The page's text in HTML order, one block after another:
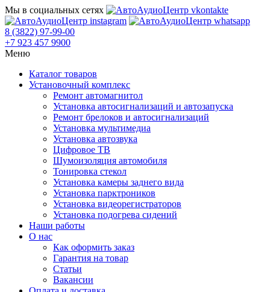
Мы в социальных сетях
8 (3822) 97-99-00
+7 923 457 9900
Меню
Каталог товаров
Установочный комплекс
Ремонт автомагнитол
Установка автосигнализаций и автозапуска
Ремонт брелоков и автосигнализаций
Установка мультимедиа
Установка автозвука
Цифровое ТВ
Шумоизоляция автомобиля
Тонировка стекол
Установка камеры заднего вида
Установка парктроников
Установка видеорегистраторов
Установка подогрева сидений
Наши работы
О нас
Как оформить заказ
Гарантия на товар
Статьи
Вакансии